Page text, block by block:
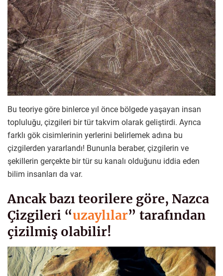
Bu teoriye göre binlerce yıl önce bölgede yaşayan insan
topluluğu, çizgileri bir tür takvim olarak geliştirdi. Ayrıca
farklı gök cisimlerinin yerlerini belirlemek adına bu
çizgilerden yararlandı! Bununla beraber, çizgilerin ve
şekillerin gerçekte bir tür su kanalı olduğunu iddia eden
bilim insanları da var.
Ancak bazı teorilere göre, Nazca
Çizgileri “uzaylılar” tarafından
çizilmiş olabilir!